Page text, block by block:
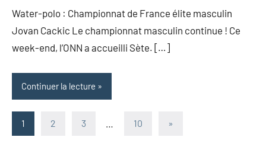
Water-polo : Championnat de France élite masculin
Jovan Cackic Le championnat masculin continue ! Ce
week-end, l’ONN a accueilli Sète. […]
Continuer la lecture
Pagination
1 2 3 10
Articles
»